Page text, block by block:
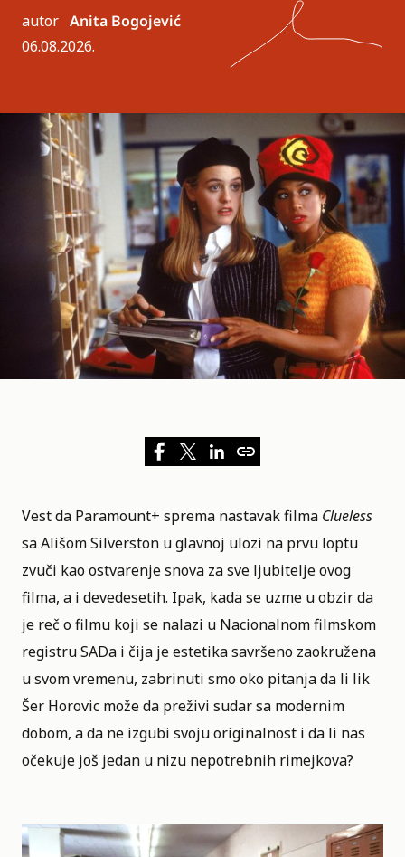
autor Anita Bogojević
06.08.2026.
Vest da Paramount+ sprema nastavak filma Clueless
saAlišom Silverston u glavnoj ulozi na prvu loptu
zvuči kao ostvarenje snova za sve ljubitelje ovog
filma, a i devedesetih. Ipak, kada se uzme u obzir da
je reč o filmu koji se nalazi u Nacionalnom filmskom
registru SADa i čija je estetika savršeno zaokružena
u svom vremenu, zabrinuti smo oko pitanja da li lik
Šer Horovic može da preživi sudar sa modernim
dobom, a da ne izgubi svoju originalnost i da li nas
očekuje još jedan u nizu nepotrebnih rimejkova?